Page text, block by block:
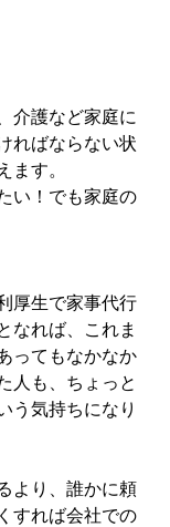
介護など家庭に
ればならない状
ます。
い！でも家庭の
厚生で家事代行
なれば、これま
ってもなかなか
人も、ちょっと
う気持ちになり
より、誰かに頼
すれば会社での